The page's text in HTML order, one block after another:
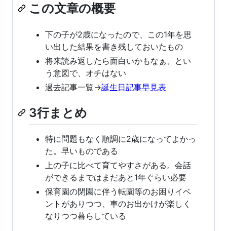
この文章の概要
下の子が2歳になったので、この1年を思
い出した結果を書き残しておいたもの
将来読み返したら面白いかもなぁ、とい
う意図で、オチはない
過去記事一覧→誕生日記事早見表
3行まとめ
特に問題もなく順調に2歳になってよかっ
た。早いものである
上の子に比べて育てやすさがある。会話
ができるまではまだあと1年ぐらい必要
保育園の閉園に伴う転園等のお困りイベ
ントがありつつ、車のお出かけが楽しく
なりつつ暮らしている